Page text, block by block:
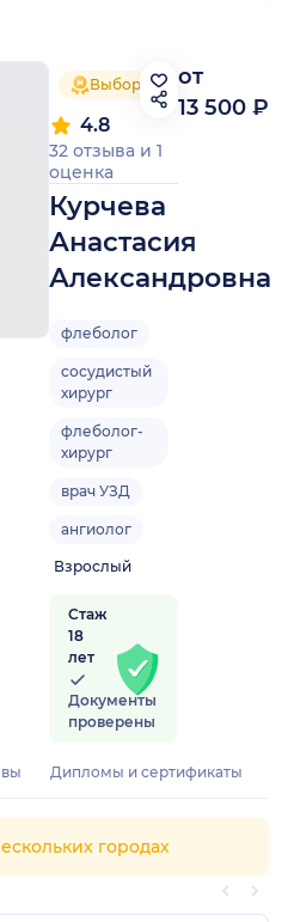
Выбор пациентов 2024
Курчева
Анастасия
Александровна
4.8
32 отзыва и 1
оценка
флеболог
сосудистый
хирург
флеболог-
хирург
врач УЗД
ангиолог
Взрослый
Стаж
18
лет
Документы
проверены
от
13 500 ₽
Дипломы и сертификаты
городах